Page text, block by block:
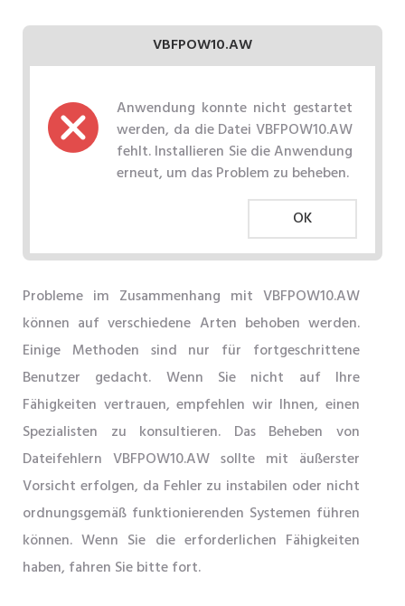
VBFPOW10.AW
Anwendung konnte nicht gestartet
werden, da die Datei VBFPOW10.AW
fehlt. Installieren Sie die Anwendung
erneut, um das Problem zu beheben.
OK
Probleme im Zusammenhang mit VBFPOW10.AW
können auf verschiedene Arten behoben werden.
Einige Methoden sind nur für fortgeschrittene
Benutzer gedacht. Wenn Sie nicht auf Ihre
Fähigkeiten vertrauen, empfehlen wir Ihnen, einen
Spezialisten zu konsultieren. Das Beheben von
Dateifehlern VBFPOW10.AW sollte mit äußerster
Vorsicht erfolgen, da Fehler zu instabilen oder nicht
ordnungsgemäß funktionierenden Systemen führen
können. Wenn Sie die erforderlichen Fähigkeiten
haben, fahren Sie bitte fort.